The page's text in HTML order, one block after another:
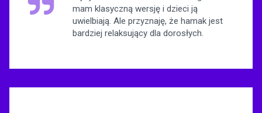
mam klasyczną wersję i dzieci ją
uwielbiają. Ale przyznaję, że hamak jest
bardziej relaksujący dla dorosłych.